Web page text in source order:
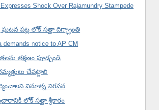
Shock Over Rajamundry Stampede
పట్ల లోక్ సత్తా దిగ్భ్రాంతి
demands notice to AP CM
తక్షణం పూడ్చండి
చేపట్టాలి
వినూత్న నిరసన
లోక్ సత్తా శ్రీకారం